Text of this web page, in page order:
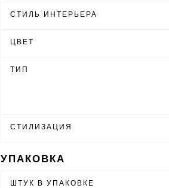
СТИЛЬ ИНТЕРЬЕРА
ЦВЕТ
ТИП
СТИЛИЗАЦИЯ
УПАКОВКА
ШТУК В УПАКОВКЕ